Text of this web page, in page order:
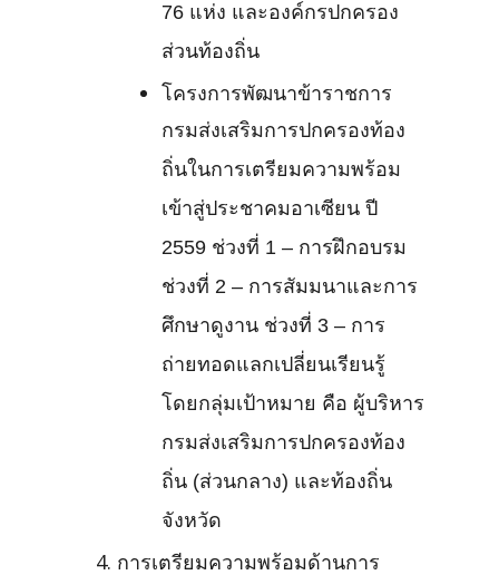
76 แห่ง และองค์กรปกครอง
ส่วนท้องถิ่น
โครงการพัฒนาข้าราชการ
กรมส่งเสริมการปกครองท้อง
ถิ่นในการเตรียมความพร้อม
เข้าสู่ประชาคมอาเซียน ปี
2559 ช่วงที่ 1 – การฝึกอบรม
ช่วงที่ 2 – การสัมมนาและการ
ศึกษาดูงาน ช่วงที่ 3 – การ
ถ่ายทอดแลกเปลี่ยนเรียนรู้
โดยกลุ่มเป้าหมาย คือ ผู้บริหาร
กรมส่งเสริมการปกครองท้อง
ถิ่น (ส่วนกลาง) และท้องถิ่น
จังหวัด
การเตรียมความพร้อมด้านการ